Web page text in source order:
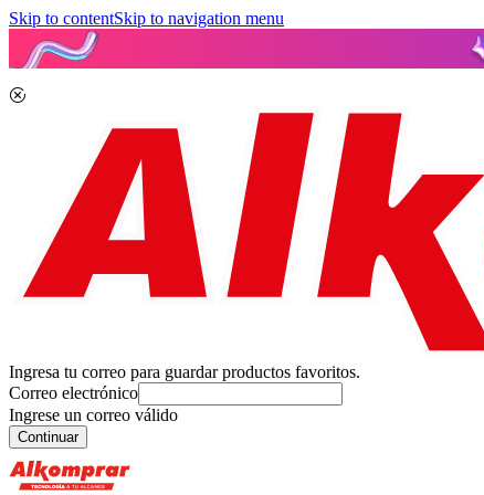
Skip to contentSkip to navigation menu
Ingresa tu correo para guardar productos favoritos.
Correo electrónico
Ingrese un correo válido
Continuar